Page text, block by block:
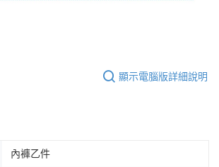
顯示電腦版詳細說明
內褲乙件